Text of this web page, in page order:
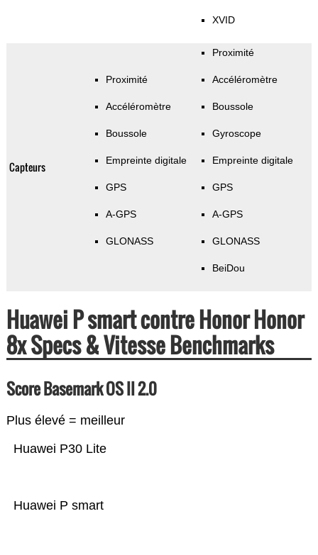
XVID
Capteurs
Proximité
Accéléromètre
Boussole
Empreinte digitale
GPS
A-GPS
GLONASS
Proximité
Accéléromètre
Boussole
Gyroscope
Empreinte digitale
GPS
A-GPS
GLONASS
BeiDou
Huawei P smart contre Honor Honor
8x Specs & Vitesse Benchmarks
Score Basemark OS II 2.0
Plus élevé = meilleur
Huawei P smart
Huawei P30 Lite